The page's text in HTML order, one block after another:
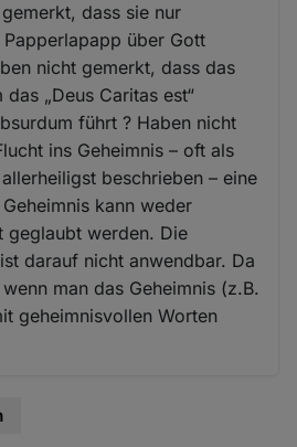
dass sie nur
über Gott
nicht gemerkt, dass das
„Deus Caritas est“
führt ? Haben nicht
ins Geheimnis – oft als
beschrieben – eine
kann weder
geglaubt werden. Die
darauf nicht anwendbar. Da
man das Geheimnis (z.B.
geheimnisvollen Worten